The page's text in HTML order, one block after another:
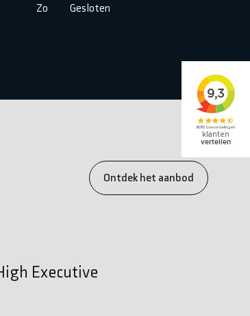
Zo
Gesloten
Ontdek het aanbod
Executive